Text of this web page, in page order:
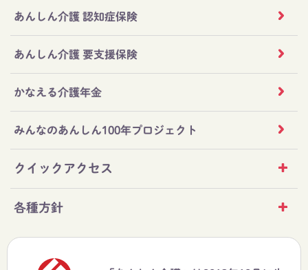
あんしん介護 認知症保険
あんしん介護 要支援保険
かなえる介護年金
みんなのあんしん100年プロジェクト
クイックアクセス
各種方針